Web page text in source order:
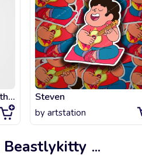
KaKao Friends - Play with Friends Edition (Ryan) Steven
by artstation
Beastlykitty ...